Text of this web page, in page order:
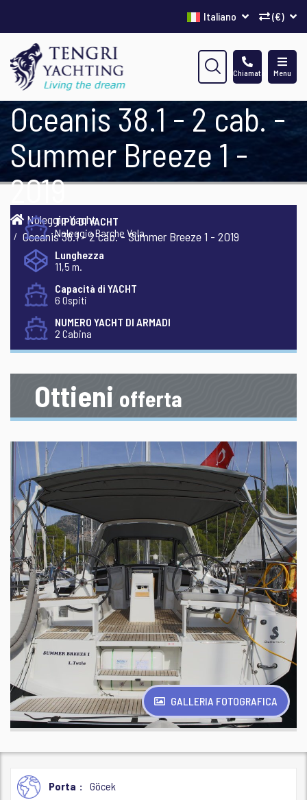
(€)
Italiano
Menu
Chiamata
Oceanis 38.1 - 2 cab. -
Summer Breeze 1 -
2019
Noleggio Yacht
Oceanis 38.1 - 2 cab. - Summer Breeze 1 - 2019
TIPO DI YACHT
Noleggio Barche Vela
Lunghezza
11,5 m.
Capacità di YACHT
6 Ospiti
NUMERO YACHT DI ARMADI
2 Cabina
Ottieni offerta
GALLERIA FOTOGRAFICA
Porta Göcek